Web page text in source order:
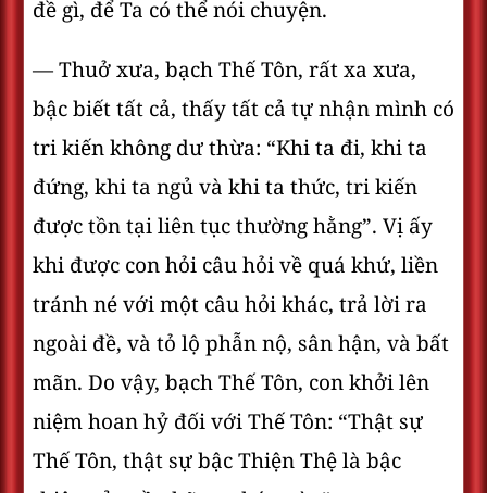
đề gì, để Ta có thể nói chuyện.
— Thuở xưa, bạch Thế Tôn, rất xa xưa,
bậc biết tất cả, thấy tất cả tự nhận mình có
tri kiến không dư thừa: “Khi ta đi, khi ta
đứng, khi ta ngủ và khi ta thức, tri kiến
được tồn tại liên tục thường hằng”. Vị ấy
khi được con hỏi câu hỏi về quá khứ, liền
tránh né với một câu hỏi khác, trả lời ra
ngoài đề, và tỏ lộ phẫn nộ, sân hận, và bất
mãn. Do vậy, bạch Thế Tôn, con khởi lên
niệm hoan hỷ đối với Thế Tôn: “Thật sự
Thế Tôn, thật sự bậc Thiện Thệ là bậc